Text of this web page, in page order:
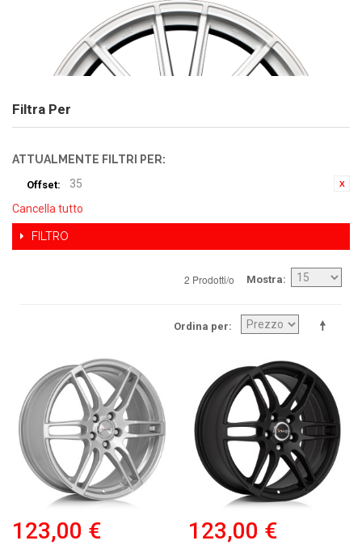
Filtra Per
ATTUALMENTE FILTRI PER:
Offset:
35
Cancella tutto
FILTRO
2 Prodotti/o Mostra
Ordina per
123,00 € 123,00 €